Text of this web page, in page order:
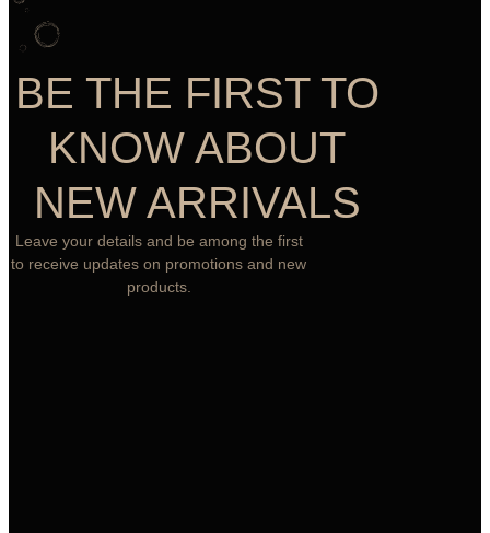
BE THE FIRST TO
KNOW ABOUT
NEW ARRIVALS
Leave your details and be among the first
to receive updates on promotions and new
products.